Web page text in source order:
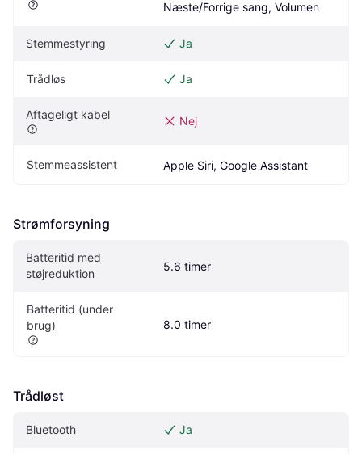
Næste/Forrige sang, Volumen
Stemmestyring Ja
Trådløs Ja
Aftageligt kabel Nej
Stemmeassistent Apple Siri, Google Assistant
Strømforsyning
Batteritid med
støjreduktion
5.6 timer
Batteritid (under
brug)
8.0 timer
Trådløst
Bluetooth Ja